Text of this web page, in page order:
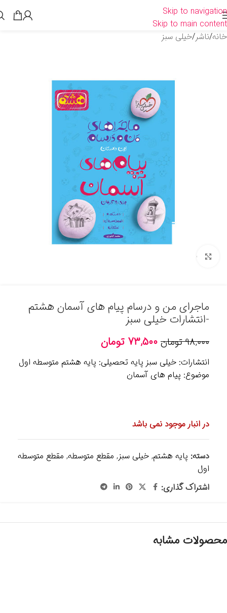
Skip to navigation
Skip to main content
خانه/ناشر/خیلی سبز
برای بزرگنمایی کلیک کنید
ماجرای من و درسام پیام های آسمان هشتم
-انتشارات خیلی سبز
۹۸,۰۰۰ تومان ۷۳,۵۰۰ تومان
انتشارات: خیلی سبز پایه تحصیلی: پایه هشتم متوسطه اول
موضوع: پیام های آسمان
در انبار موجود نمی باشد
دسته: پایه هشتم, خیلی سبز, مقطع متوسطه, مقطع متوسطه
اول
اشتراک گذاری:
محصولات مشابه